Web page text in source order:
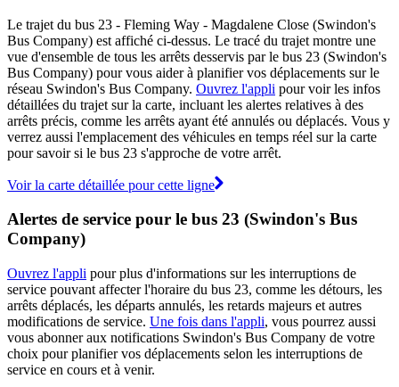
Le trajet du bus 23 - Fleming Way - Magdalene Close (Swindon's
Bus Company) est affiché ci-dessus. Le tracé du trajet montre une
vue d'ensemble de tous les arrêts desservis par le bus 23 (Swindon's
Bus Company) pour vous aider à planifier vos déplacements sur le
réseau Swindon's Bus Company. Ouvrez l'appli pour voir les infos
détaillées du trajet sur la carte, incluant les alertes relatives à des
arrêts précis, comme les arrêts ayant été annulés ou déplacés. Vous y
verrez aussi l'emplacement des véhicules en temps réel sur la carte
pour savoir si le bus 23 s'approche de votre arrêt.
Voir la carte détaillée pour cette ligne
Alertes de service pour le bus 23 (Swindon's Bus
Company)
Ouvrez l'appli pour plus d'informations sur les interruptions de
service pouvant affecter l'horaire du bus 23, comme les détours, les
arrêts déplacés, les départs annulés, les retards majeurs et autres
modifications de service. Une fois dans l'appli, vous pourrez aussi
vous abonner aux notifications Swindon's Bus Company de votre
choix pour planifier vos déplacements selon les interruptions de
service en cours et à venir.